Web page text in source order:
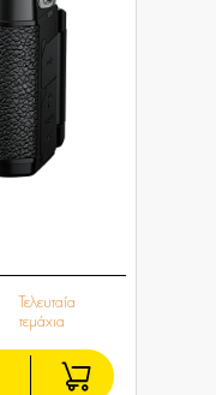
Τελευταία
τεμάχια